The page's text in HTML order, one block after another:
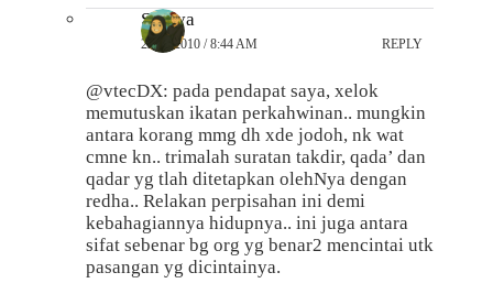
Suraya
22/09/2010 / 8:44 AM REPLY
@vtecDX: pada pendapat saya, xelok
memutuskan ikatan perkahwinan.. mungkin
antara korang mmg dh xde jodoh, nk wat
cmne kn.. trimalah suratan takdir, qada’ dan
qadar yg tlah ditetapkan olehNya dengan
redha.. Relakan perpisahan ini demi
kebahagiannya hidupnya.. ini juga antara
sifat sebenar bg org yg benar2 mencintai utk
pasangan yg dicintainya.